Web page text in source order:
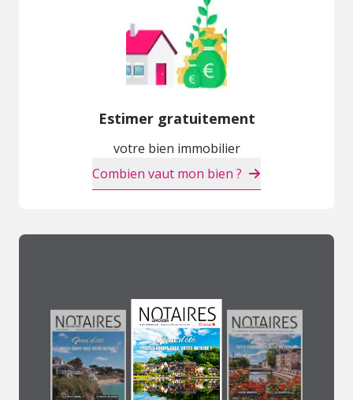
Estimer gratuitement
votre bien immobilier
Combien vaut mon bien ?